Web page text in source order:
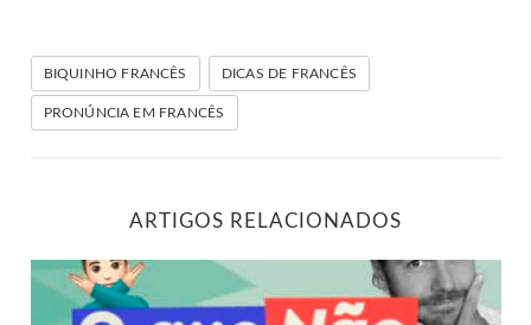
BIQUINHO FRANCÊS DICAS DE FRANCÊS
PRONÚNCIA EM FRANCÊS
ARTIGOS RELACIONADOS
3 coisas que você não deve fazer ao aprender francês